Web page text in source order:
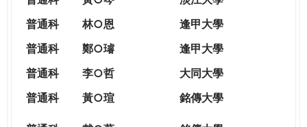
普通科
林○恩
逢甲大學
普通科
鄭○璿
逢甲大學
普通科
李○哲
大同大學
普通科
黃○瑄 銘傳大學